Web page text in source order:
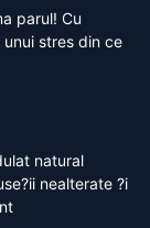
parul! Cu
stres din ce
natural
nealterate ?i